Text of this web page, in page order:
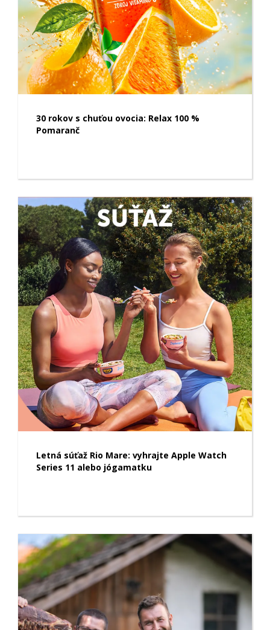
30 rokov s chuťou ovocia: Relax 100 %
Pomaranč
Letná súťaž Rio Mare: vyhrajte Apple Watch
Series 11 alebo jógamatku